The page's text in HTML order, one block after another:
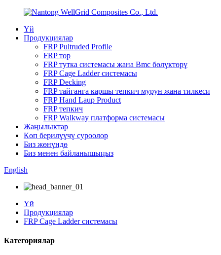
Үй
Продукциялар
FRP Pultruded Profile
FRP тор
FRP тутка системасы жана Bmc бөлүктөрү
FRP Cage Ladder системасы
FRP Decking
FRP тайганга каршы тепкич мурун жана тилкеси
FRP Hand Laup Product
FRP тепкич
FRP Walkway платформа системасы
Жаңылыктар
Көп берилүүчү суроолор
Биз жөнүндө
Биз менен байланышыңыз
English
Үй
Продукциялар
FRP Cage Ladder системасы
Категориялар